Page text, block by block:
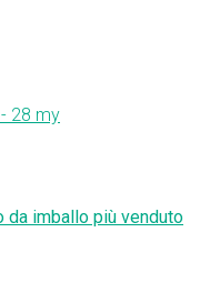
28 my
da imballo più venduto